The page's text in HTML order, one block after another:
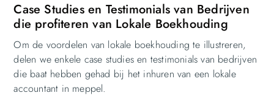
Case Studies en Testimonials van Bedrijven
die profiteren van Lokale Boekhouding
Om de voordelen van lokale boekhouding te illustreren,
delen we enkele case studies en testimonials van bedrijven
die baat hebben gehad bij het inhuren van een lokale
accountant in meppel.